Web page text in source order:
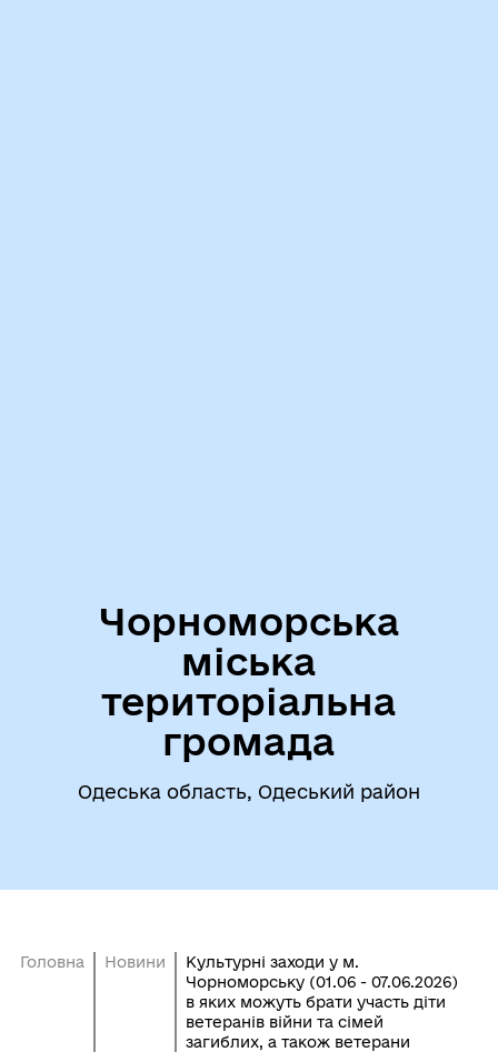
Чорноморська
міська
територіальна
громада
Одеська область, Одеський район
Головна Новини
Культурні заходи у м.
Чорноморську (01.06 - 07.06.2026)
в яких можуть брати участь діти
ветеранів війни та сімей
загиблих, а також ветерани